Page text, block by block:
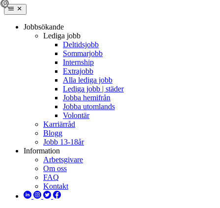
Jobbsökande
Lediga jobb
Deltidsjobb
Sommarjobb
Internship
Extrajobb
Alla lediga jobb
Lediga jobb | städer
Jobba hemifrån
Jobba utomlands
Volontär
Karriärråd
Blogg
Jobb 13-18år
Information
Arbetsgivare
Om oss
FAQ
Kontakt